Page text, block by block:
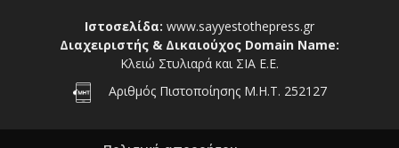
Ιστοσελίδα: www.sayyestothepress.gr
Διαχειριστής & Δικαιούχος Domain Name:
Κλειώ Στυλιαρά και ΣΙΑ Ε.Ε.
Αριθμός Πιστοποίησης Μ.Η.Τ. 252127